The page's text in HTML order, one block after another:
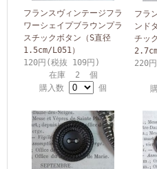
フランスヴィンテージフラ
ワーシェイプブラウンプラ
スチックボタン（S直径
1.5cm/L051）
120円(税抜 109円)
在庫 2 個
購入数
個
フラ
ンド
チッ
220